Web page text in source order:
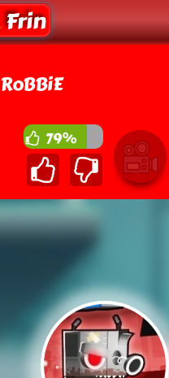
Frin
RoBBiE
79%